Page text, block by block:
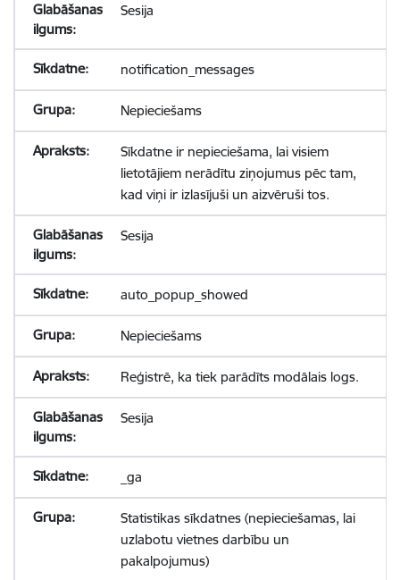
Sesija
notification_messages
Nepieciešams
Sīkdatne ir nepieciešama, lai visiem
lietotājiem nerādītu ziņojumus pēc tam,
kad viņi ir izlasījuši un aizvēruši tos.
Sesija
auto_popup_showed
Nepieciešams
Reģistrē, ka tiek parādīts modālais logs.
Sesija
_ga
Statistikas sīkdatnes (nepieciešamas, lai
uzlabotu vietnes darbību un
pakalpojumus)